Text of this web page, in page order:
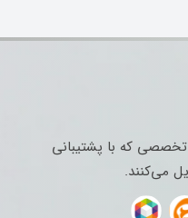
که با پشتیبانی
می‌کنند.